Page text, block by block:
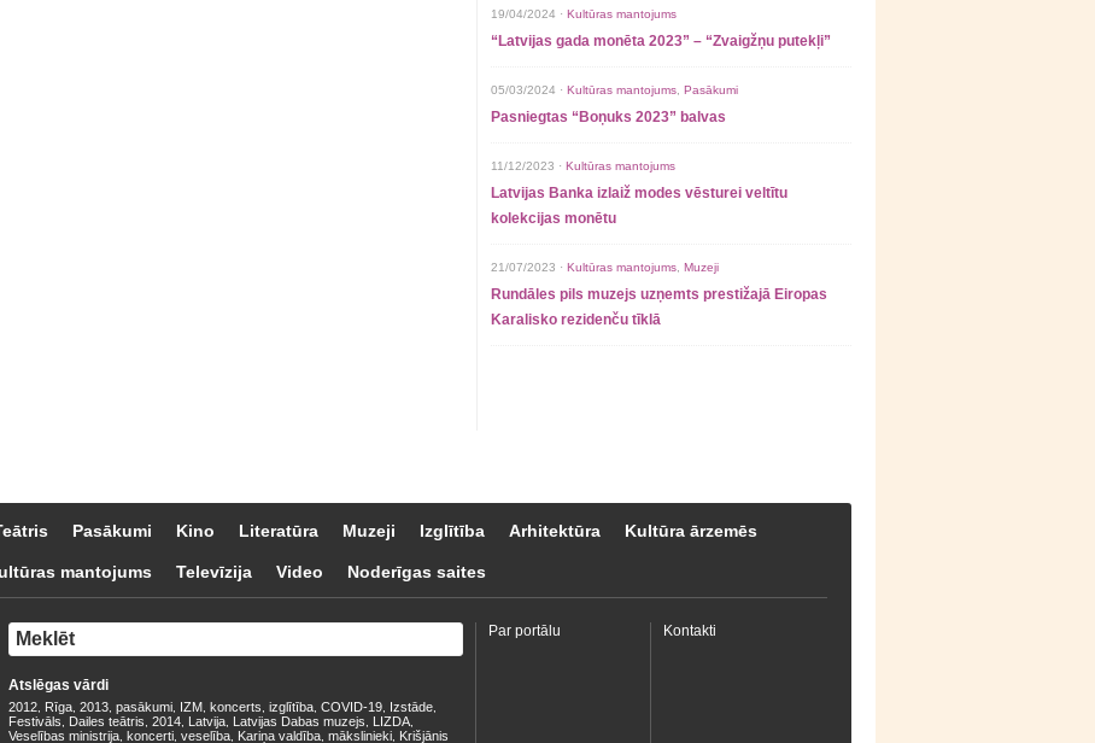
19/04/2024 · Kultūras mantojums
“Latvijas gada monēta 2023” – “Zvaigžņu putekļi”
05/03/2024 · Kultūras mantojums Pasākumi
Pasniegtas “Boņuks 2023” balvas
11/12/2023 · Kultūras mantojums
Latvijas Banka izlaiž modes vēsturei veltītu
kolekcijas monētu
21/07/2023 · Kultūras mantojums Muzeji
Rundāles pils muzejs uzņemts prestižajā Eiropas
Karalisko rezidenču tīklā
Pasākumi Kino Literatūra Muzeji Izglītība Arhitektūra Kultūra ārzemēs
mantojums Televīzija Video Noderīgas saites
Atslēgas vārdi
2012 Rīga 2013 pasākumi IZM koncerts izglītība COVID-19 Izstāde
Festivāls Dailes teātris 2014 Latvija Latvijas Dabas muzejs LIZDA
Veselības ministrija koncerti veselība Kariņa valdība mākslinieki Krišjānis
Par portālu Kontakti